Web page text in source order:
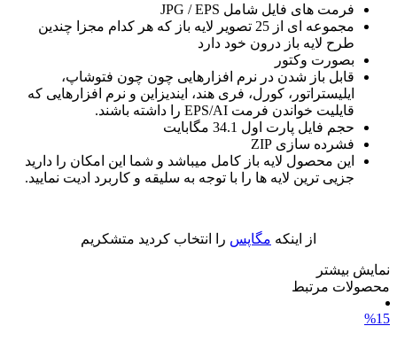
فرمت های فایل شامل JPG / EPS
مجموعه ای از 25 تصویر لایه باز که هر کدام مجزا چندین
طرح لایه باز درون خود دارد
بصورت وکتور
قابل باز شدن در نرم افزارهایی چون چون فتوشاپ،
ایلیستراتور، کورل، فری هند، ایندیزاین و نرم افزارهایی که
قایلیت خواندن فرمت EPS/AI را داشته باشند.
حجم فایل پارت اول 34.1 مگابایت
فشرده سازی ZIP
این محصول لایه باز کامل میباشد و شما این امکان را دارید
جزیی ترین لایه ها را با توجه به سلیقه و کاربرد ادیت نمایید.
از اینکه مگاپس را انتخاب کردید متشکریم
نمایش بیشتر
محصولات مرتبط
%15